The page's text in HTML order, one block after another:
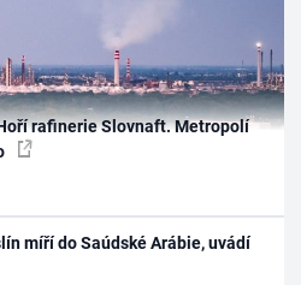
rafinerie Slovnaft. Metropolí
míří do Saúdské Arábie, uvádí